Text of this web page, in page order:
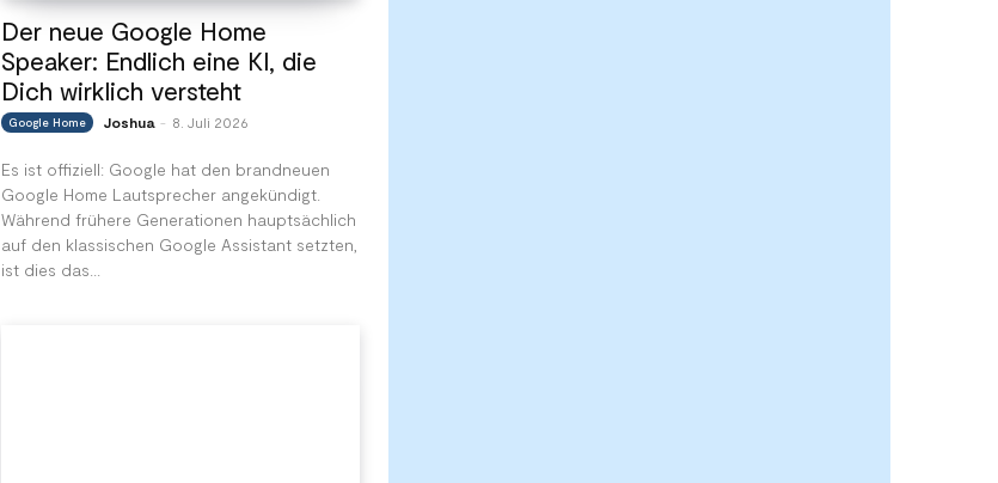
Der neue Google Home
Speaker: Endlich eine KI, die
Dich wirklich versteht
Google Home Joshua - 8. Juli 2026
Es ist offiziell: Google hat den brandneuen
Google Home Lautsprecher angekündigt.
Während frühere Generationen hauptsächlich
auf den klassischen Google Assistant setzten,
ist dies das...